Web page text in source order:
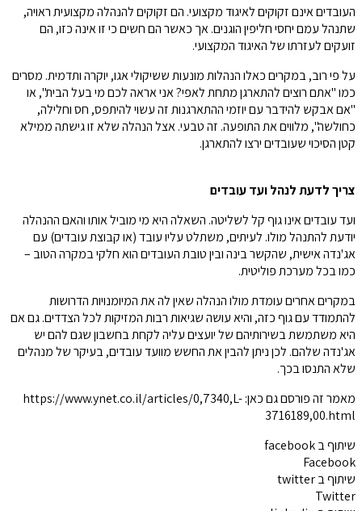
העובדים אינם זקוקים לאיגוד מקצועי. הם זקוקים להנהלה מקצועית ראויה,
שתנהל עמם יחסי חליפין הוגנים. אך כאשר הם חשים כי זו אינה כזו, הם
זועקים לעזרתו של האיגוד המקצועי.
על פי רוב, במקרים כאלו הנהלות מונעות ששיקולי אגו, יוקרה ותדמית. מסרים
כמו "אתם רוצים להתארגן מתחת לאפי? אני אראה לכם מי בעל הבית", או
"אם אבקש להידבר עם יוזמי ההתארגנות זה עשוי להיתפס, חס וחלילה,
כחולשה", מלווים את התופעה. זה טבעי. אצל הנהלה שלא זו גישתה ממילא
קטן הסיכוי שעובדים ירצו להתארגן.
צריך לדעת לנהל ועד עובדים
ועד עובדים אינו גוף קל לשליטה. השאלה היא מי מוביל אותו והאם ההנהלה
יודעת להתנהל מולו. לעיתים, משתלט עליו עובד (או קבוצת עובדים) עם
אג'נדה אישית, שהקשר בינה ובין טובת העובדים הוא חלקי במקרה הטוב –
כמו בכל מערכת פוליטית.
במקרים אחרים עומדת מולו הנהלה שאין לה את המיומנויות הדרושות
להתמודד עם גוף כזה, והיא עושה שגיאות רבות המזיקות לכל הצדדים. גם אם
היא משתמשת בשירותיהם של יועצים עליה לקחת בחשבון שגם להם יש
אג'נדה שלהם. לכן ניתן להבין את החשש מוועד עובדים, בעיקר של מנהלים
שלא התנסו בכך.
מאמר זה פורסם גם כאן: https://www.ynet.co.il/articles/0,7340,L-
3716189,00.html
שיתוף ב facebook
Facebook
שיתוף ב twitter
Twitter